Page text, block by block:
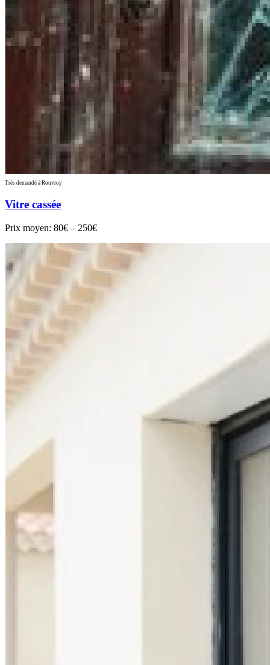
Très demandé à Rouvroy
Vitre cassée
Prix moyen: 80€ – 250€